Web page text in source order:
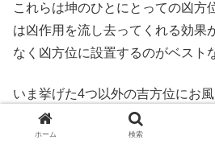
これらは坤のひとにとっての凶方
は凶作用を流し去ってくれる効果
なく凶方位に設置するのがベスト
いま挙げた4つ以外の吉方位にお
と、逆に凶作用をもたらしてしま
ります。
ホーム 検索